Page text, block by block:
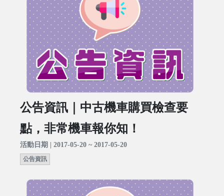
公告資訊｜中古機車購買檢查要
點，非常機車報你知！
活動日期 | 2017-05-20 ~ 2017-05-20
公告資訊